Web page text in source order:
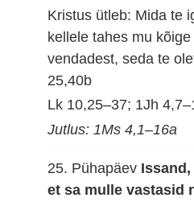
Kristus ütleb: Mida te
kellele tahes mu
vendadest, seda te
25,40b
Lk 10,25–37; 1Jh
Jutlus: 1Ms 4,1–16a
25. Pühapäev
et sa mulle vastasid